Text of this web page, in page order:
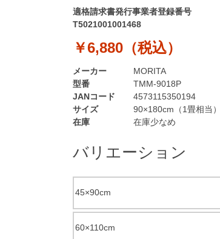
適格請求書発行事業者登録番号
T5021001001468
￥6,880（税込）
型番
TMM-9018P
JANコード
4573115350194
サイズ
90×180cm（1畳相当）
在庫
在庫少なめ
メーカー MORITA
バリエーション
45×90cm
60×110cm